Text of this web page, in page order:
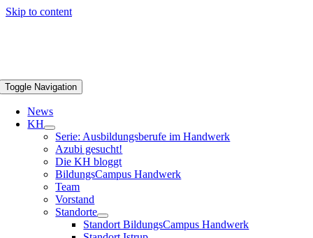
Skip to content
Toggle Navigation
News
KH
Serie: Ausbildungsberufe im Handwerk
Azubi gesucht!
Die KH bloggt
BildungsCampus Handwerk
Team
Vorstand
Standorte
Standort BildungsCampus Handwerk